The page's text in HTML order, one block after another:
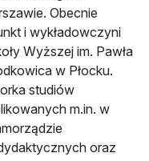
Obecnie
i wykładowczyni
Wyższej im. Pawła
w Płocku.
studiów
m.in. w
oraz